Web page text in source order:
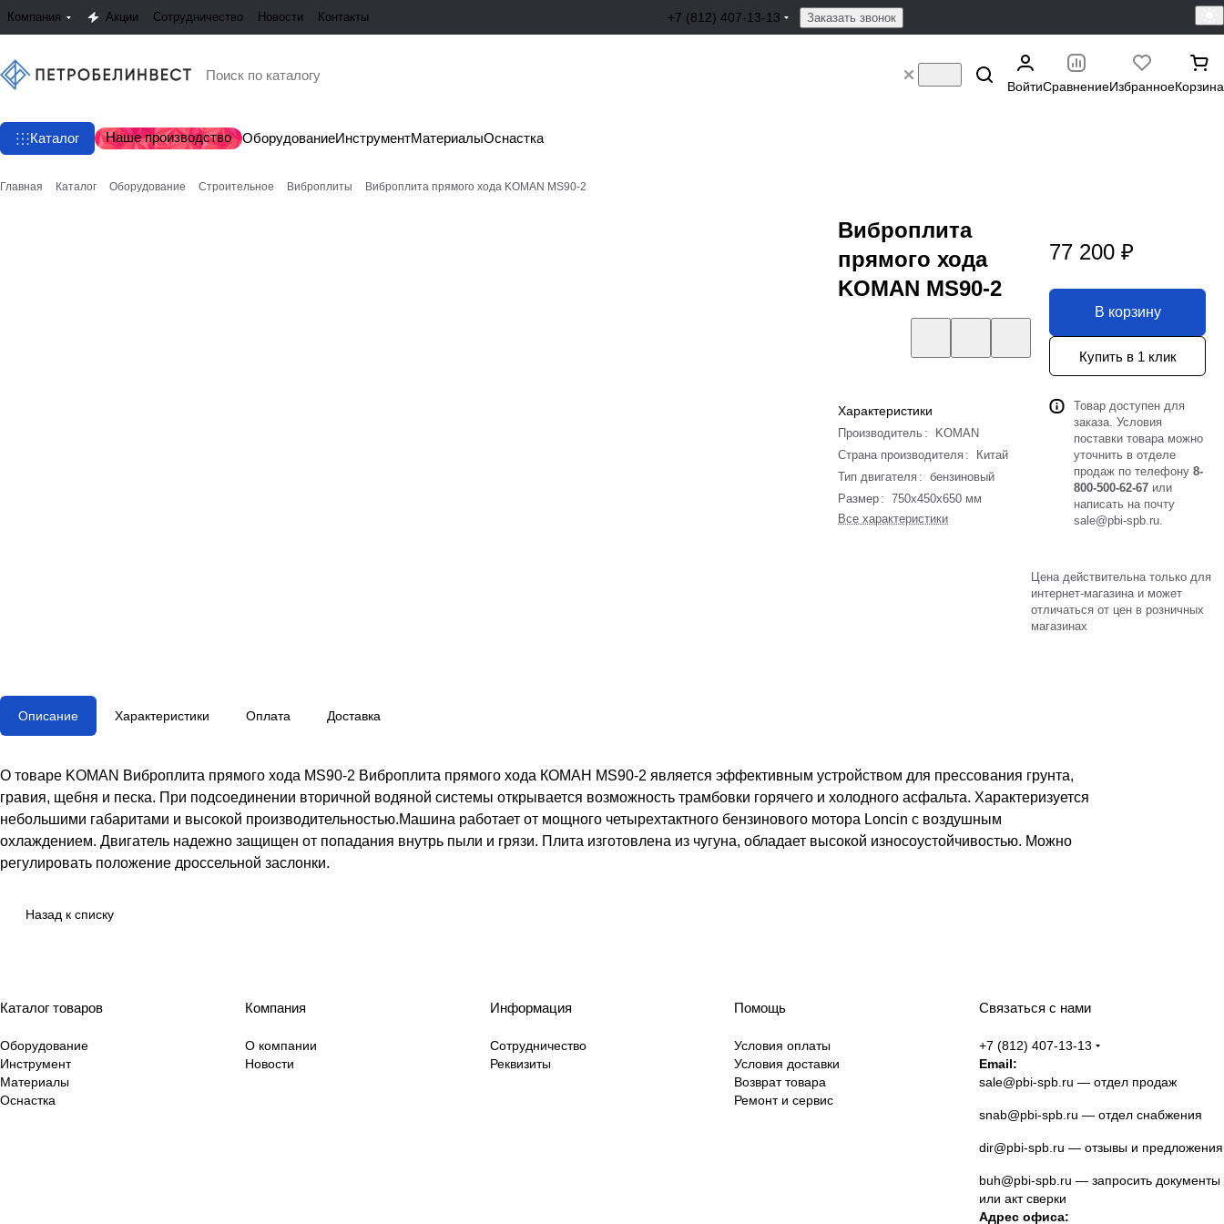
Компания Акции Сотрудничество Новости Контакты +7 (812) 407-13-13 Заказать звонок
ВойтиСравнениеИзбранноеКорзина
Каталог Наше производство ОборудованиеИнструментМатериалыОснастка
Главная Каталог Оборудование Строительное Виброплиты Виброплита прямого хода KOMAN MS90-2
Виброплита
прямого хода
KOMAN MS90-2
Характеристики
Производитель :
KOMAN
Страна производителя :
Китай
Тип двигателя : бензиновый
Размер : 750x450x650 мм
Все характеристики
77 200 ₽
В корзину
Купить в 1 клик
Товар доступен для
заказа. Условия
поставки товара можно
уточнить в отделе
продаж по телефону 8-
800-500-62-67 или
написать на почту
sale@pbi-spb.ru.
Цена действительна только для
интернет-магазина и может
отличаться от цен в розничных
магазинах
Описание Характеристики Оплата Доставка
О товаре KOMAN Виброплита прямого хода MS90-2 Виброплита прямого хода КОМАН MS90-2 является эффективным устройством для прессования грунта,
гравия, щебня и песка. При подсоединении вторичной водяной системы открывается возможность трамбовки горячего и холодного асфальта. Характеризуется
небольшими габаритами и высокой производительностью.Машина работает от мощного четырехтактного бензинового мотора Loncin с воздушным
охлаждением. Двигатель надежно защищен от попадания внутрь пыли и грязи. Плита изготовлена из чугуна, обладает высокой износоустойчивостью. Можно
регулировать положение дроссельной заслонки.
Назад к списку
Каталог товаров
Оборудование
Инструмент
Материалы
Оснастка
Компания
О компании
Новости
Информация
Сотрудничество
Реквизиты
Помощь
Условия оплаты
Условия доставки
Возврат товара
Ремонт и сервис
Связаться с нами
+7 (812) 407-13-13
Email:
sale@pbi-spb.ru — отдел продаж
snab@pbi-spb.ru — отдел снабжения
dir@pbi-spb.ru — отзывы и предложения
buh@pbi-spb.ru — запросить документы
или акт сверки
Адрес офиса: